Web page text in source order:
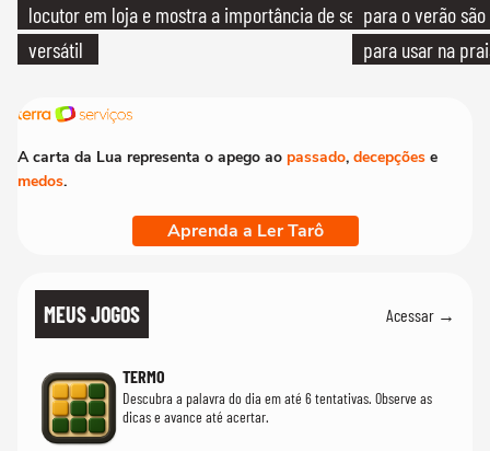
locutor em loja e mostra a importância de ser
versátil
para o verão
para usar na
A carta da Lua representa o apego ao passado, decepções e
medos.
Aprenda a Ler Tarô
MEUS JOGOS Acessar →
TERMO
Descubra a palavra do dia em até 6 tentativas. Observe as
dicas e avance até acertar.